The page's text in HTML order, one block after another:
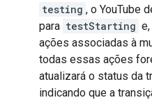
testing , o YouTube
para testStarting
ações associadas à
todas essas ações
atualizará o status da
indicando que a